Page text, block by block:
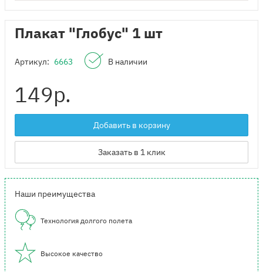
Плакат "Глобус" 1 шт
Артикул: 6663 В наличии
149р.
Добавить в корзину
Заказать в 1 клик
Наши преимущества
Технология долгого полета
Высокое качество